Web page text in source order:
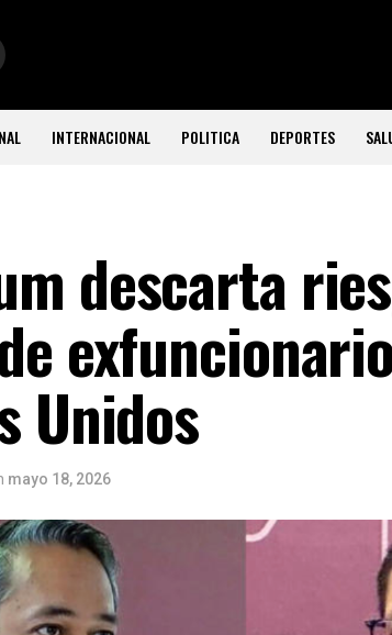
INTERNACIONAL POLITICA DEPORTES
descarta
Unidos
mayo 18, 2026